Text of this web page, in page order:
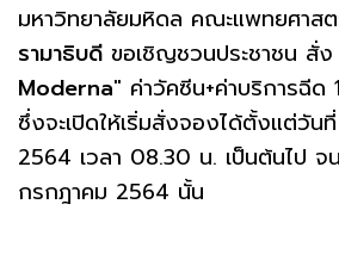
มหาวิทยาลัยมหิดล คณะแพทยศาส
รามาธิบดี ขอเชิญชวนประชาชน สั่
Moderna" ค่าวัคซีน+ค่าบริการฉี
ซึ่งจะเปิดให้เริ่มสั่งจองได้ตั้งแต่วัน
2564 เวลา 08.30 น. เป็นต้นไป จ
กรกฎาคม 2564 นั้น